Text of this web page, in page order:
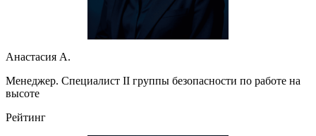
Анастасия А.
Менеджер. Специалист II группы безопасности по работе на
высоте
Рейтинг